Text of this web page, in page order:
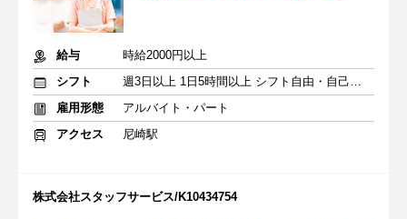
給与
時給2000円以上
シフト
週3日以上 1日5時間以上 シフト自由・自己申告
雇用形態
アルバイト・パート
アクセス
尼崎駅
株式会社スタッフサービス/K10434754